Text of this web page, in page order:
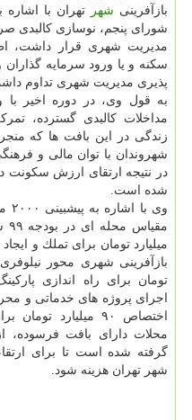
بازآفرینی شهر
تهران با
شورای پنجم، نوسازی كالبدی
مدیریت شهری قرار داشت،
سكنه و یا ورود سرمایه
پذیری مدیریت شهری تداوم
به قول وی، در دوره اخیر
مداخلات كالبدی گسترده،
زندگی در این بافت ها كه
شهروندان با توان مالی و
در نتیجه ارتقای ارزش
شده است.
اجرای پروژه های خدماتی و
اختصاص ۹۰ میلیارد
محلات دارای بافت فرسوده،
گرفته شده است تا برای
شهر تهران هزینه شود.